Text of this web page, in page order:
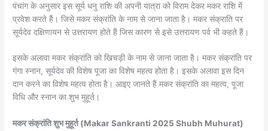
पंचांग के अनुसार इस सूर्य धनु राशि की अपनी यात्रा को विराम देकर मकर राशि में
प्रवेश करते हैं। जिसे मकर संक्रांति के नाम से जाना जाता है। मकर संक्राति पर
सूर्यदेव दक्षिणायन से उत्तरायण होते हैं जिस कारण से इसे उत्तरायण पर्व भी कहते हैं।
इसके अलावा मकर संक्रांति को खिचड़ी के नाम से जाना जाता है। मकर संक्रांति पर
गंगा स्नान, सूर्यदेव की विशेष पूजा का विशेष महत्व होता है। इसके अलावा इस दिन
दान करने का विशेष महत्व होता है। आइए जानते हैं मकर संक्रांति का महत्व, पूजा
विधि और स्नान का शुभ मुहूर्त।
मकर संक्रांति शुभ मुहूर्त (Makar Sankranti 2025 Shubh Muhurat)